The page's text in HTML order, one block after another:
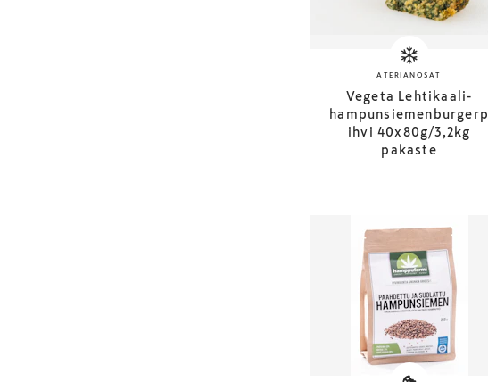
ATERIANOSAT
Vegeta Lehtikaali-
hampunsiemenburgerp
ihvi 40x80g/3,2kg
pakaste